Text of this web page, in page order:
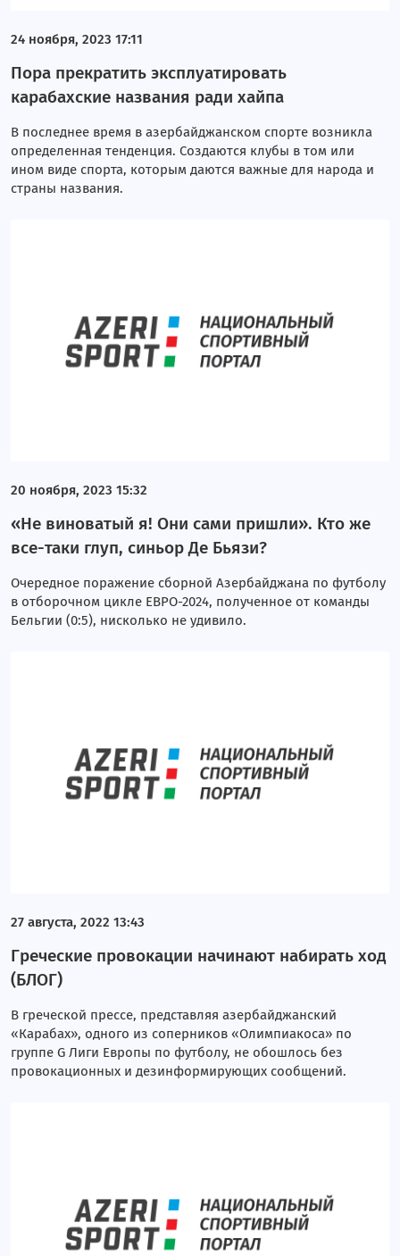
24 ноября, 2023 17:11
Пора прекратить эксплуатировать
карабахские названия ради хайпа
В последнее время в азербайджанском спорте возникла
определенная тенденция. Создаются клубы в том или
ином виде спорта, которым даются важные для народа и
страны названия.
20 ноября, 2023 15:32
«Не виноватый я! Они сами пришли». Кто же
все-таки глуп, синьор Де Бьязи?
Очередное поражение сборной Азербайджана по футболу
в отборочном цикле ЕВРО-2024, полученное от команды
Бельгии (0:5), нисколько не удивило.
27 августа, 2022 13:43
Греческие провокации начинают набирать ход
(БЛОГ)
В греческой прессе, представляя азербайджанский
«Карабах», одного из соперников «Олимпиакоса» по
группе G Лиги Европы по футболу, не обошлось без
провокационных и дезинформирующих сообщений.